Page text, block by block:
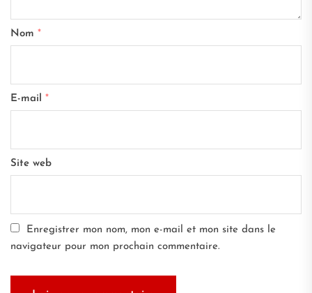
Nom *
E-mail *
Site web
Enregistrer mon nom, mon e-mail et mon site dans le
navigateur pour mon prochain commentaire.